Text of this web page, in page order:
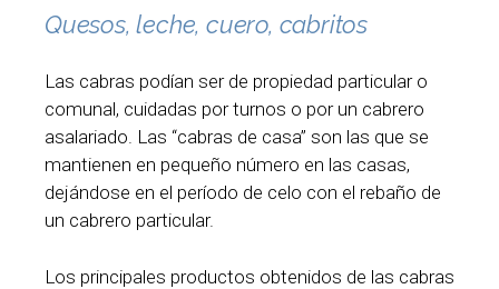
Quesos, leche, cuero, cabritos
Las cabras podían ser de propiedad particular o
comunal, cuidadas por turnos o por un cabrero
asalariado. Las “cabras de casa” son las que se
mantienen en pequeño número en las casas,
dejándose en el período de celo con el rebaño de
un cabrero particular.
Los principales productos obtenidos de las cabras